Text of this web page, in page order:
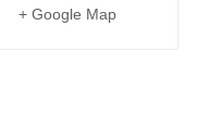
+ Google Map